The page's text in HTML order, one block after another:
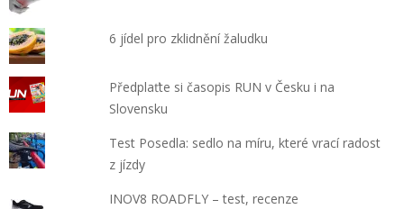
6 jídel pro zklidnění žaludku
Předplaťte si časopis RUN v Česku i na
Slovensku
Test Posedla: sedlo na míru, které vrací radost
z jízdy
INOV8 ROADFLY – test, recenze